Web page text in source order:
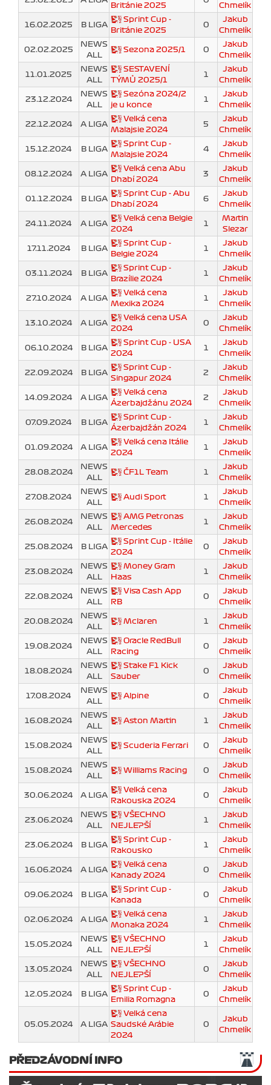
Británie 2025 Chmelík
16.02.2025 B LIGA
Sprint Cup -
Británie 2025
0
Jakub
Chmelík
02.02.2025
NEWS
ALL
Sezona 2025/1 0
Jakub
Chmelík
11.01.2025
NEWS
ALL
SESTAVENÍ
TÝMŮ 2025/1
1
Jakub
Chmelík
23.12.2024
NEWS
ALL
Sezóna 2024/2
je u konce
1
Jakub
Chmelík
22.12.2024 A LIGA
Velká cena
Malajsie 2024
5
Jakub
Chmelík
15.12.2024 B LIGA
Sprint Cup -
Malajsie 2024
4
Jakub
Chmelík
08.12.2024 A LIGA
Velká cena Abu
Dhabí 2024
3
Jakub
Chmelík
01.12.2024 B LIGA
Sprint Cup - Abu
Dhabí 2024
6
Jakub
Chmelík
24.11.2024 A LIGA
Velká cena Belgie
2024
1
Martin
Slezar
17.11.2024 B LIGA
Sprint Cup -
Belgie 2024
1
Jakub
Chmelík
03.11.2024 B LIGA
Sprint Cup -
Brazílie 2024
1
Jakub
Chmelík
27.10.2024 A LIGA
Velká cena
Mexika 2024
1
Jakub
Chmelík
13.10.2024 A LIGA
Velká cena USA
2024
0
Jakub
Chmelík
06.10.2024 B LIGA
Sprint Cup - USA
2024
1
Jakub
Chmelík
22.09.2024 B LIGA
Sprint Cup -
Singapur 2024
2
Jakub
Chmelík
14.09.2024 A LIGA
Velká cena
Ázerbajdžánu 2024
2
Jakub
Chmelík
07.09.2024 B LIGA
Sprint Cup -
Ázerbajdžán 2024
1
Jakub
Chmelík
01.09.2024 A LIGA
Velká cena Itálie
2024
1
Jakub
Chmelík
28.08.2024
NEWS
ALL
ČF1L Team 1
Jakub
Chmelík
27.08.2024
NEWS
ALL
Audi Sport 1
Jakub
Chmelík
26.08.2024
NEWS
ALL
AMG Petronas
Mercedes
1
Jakub
Chmelík
25.08.2024 B LIGA
Sprint Cup - Itálie
2024
0
Jakub
Chmelík
23.08.2024
NEWS
ALL
Money Gram
Haas
1
Jakub
Chmelík
22.08.2024
NEWS
ALL
Visa Cash App
RB
0
Jakub
Chmelík
20.08.2024
NEWS
ALL
Mclaren 1
Jakub
Chmelík
19.08.2024
NEWS
ALL
Oracle RedBull
Racing
0
Jakub
Chmelík
18.08.2024
NEWS
ALL
Stake F1 Kick
Sauber
0
Jakub
Chmelík
17.08.2024
NEWS
ALL
Alpine 0
Jakub
Chmelík
16.08.2024
NEWS
ALL
Aston Martin 1
Jakub
Chmelík
15.08.2024
NEWS
ALL
Scuderia Ferrari 0
Jakub
Chmelík
15.08.2024
NEWS
ALL
Williams Racing 0
Jakub
Chmelík
30.06.2024 A LIGA
Velká cena
Rakouska 2024
0
Jakub
Chmelík
23.06.2024
NEWS
ALL
VŠECHNO
NEJLEPŠÍ
1
Jakub
Chmelík
23.06.2024 B LIGA
Sprint Cup -
Rakousko
1
Jakub
Chmelík
16.06.2024 A LIGA
Velká cena
Kanady 2024
0
Jakub
Chmelík
09.06.2024 B LIGA
Sprint Cup -
Kanada
0
Jakub
Chmelík
02.06.2024 A LIGA
Velká cena
Monaka 2024
1
Jakub
Chmelík
15.05.2024
NEWS
ALL
VŠECHNO
NEJLEPŠÍ
1
Jakub
Chmelík
13.05.2024
NEWS
ALL
VŠECHNO
NEJLEPŠÍ
0
Jakub
Chmelík
12.05.2024 B LIGA
Sprint Cup -
Emilia Romagna
0
Jakub
Chmelík
05.05.2024 A LIGA
Velká cena
Saudské Arábie
2024
0
Jakub
Chmelík
PŘEDZÁVODNÍ INFO